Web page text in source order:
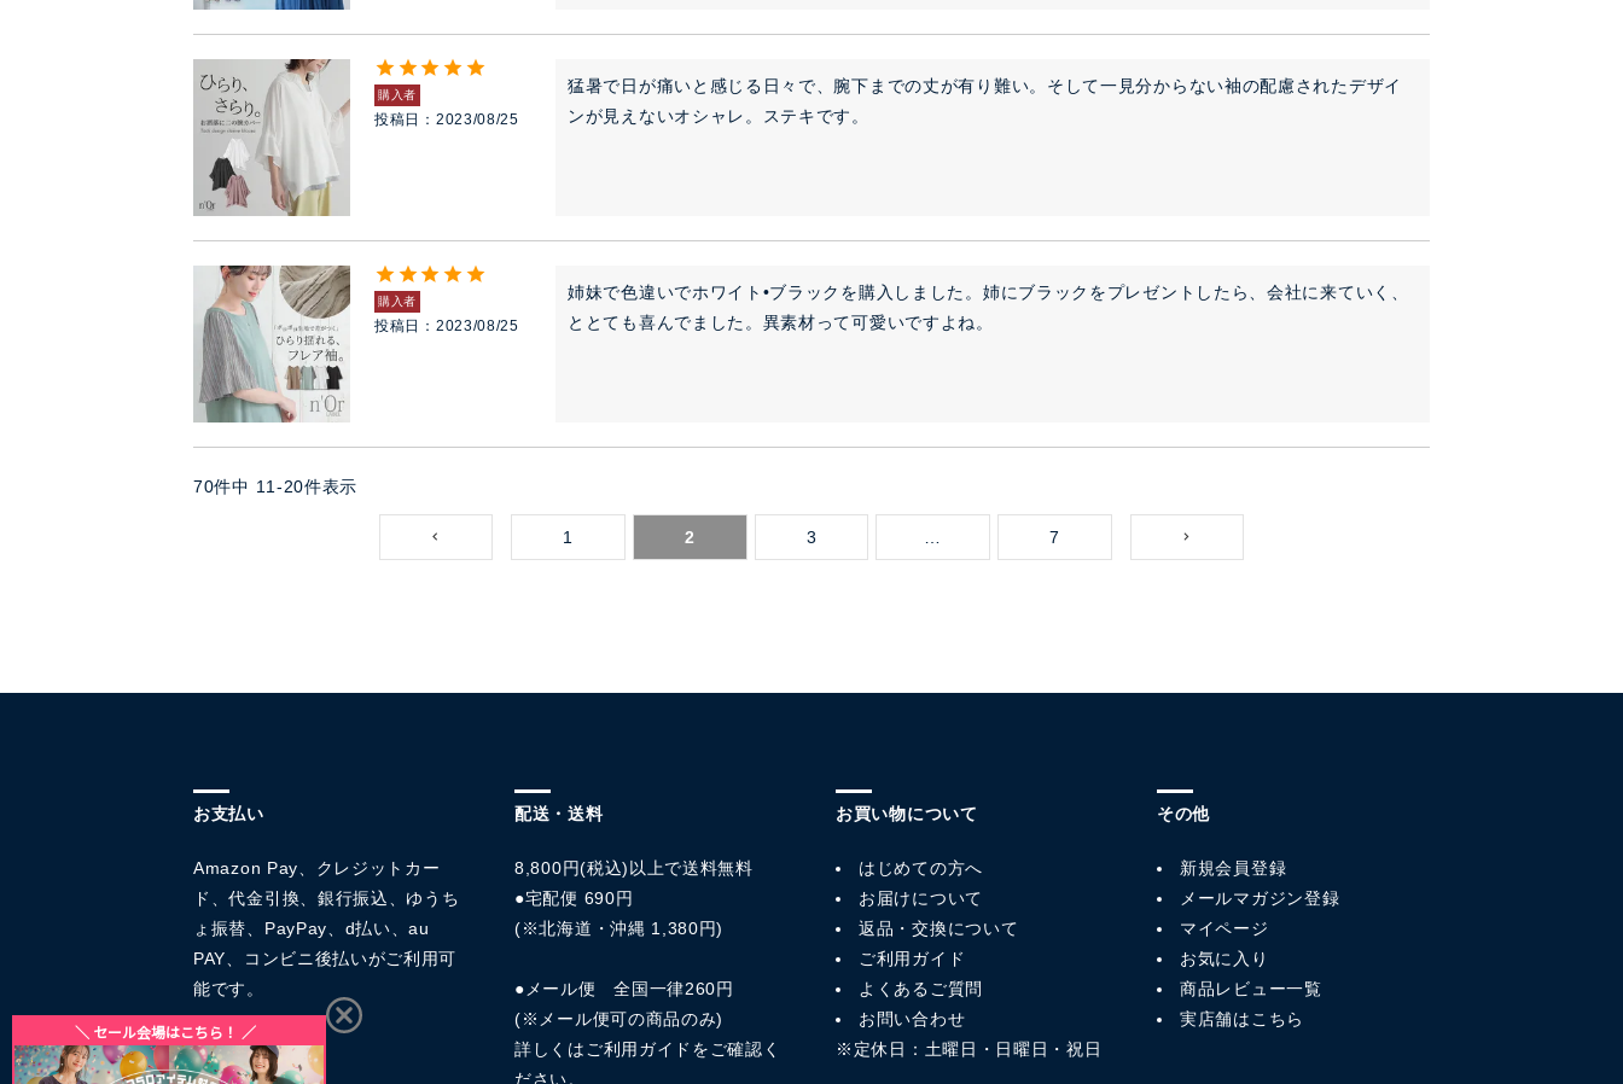
購入者
投稿日 2023/08/25
猛暑で日が痛いと感じる日々で、腕下までの丈が有り難い。そして一見分からない袖の配慮されたデザイ
ンが見えないオシャレ。ステキです。
購入者
投稿日 2023/08/25
姉妹で色違いでホワイト•ブラックを購入しました。姉にブラックをプレゼントしたら、会社に来ていく、
ととても喜んでました。異素材って可愛いですよね。
70件中 11 -20件表示
1 2 3 7
お支払い
Amazon Pay、クレジットカー
ド、代金引換、銀行振込、ゆうち
ょ振替、PayPay、d払い、au
PAY、コンビニ後払いがご利用可
能です。
配送・送料
8,800円(税込)以上で送料無料
●宅配便 690円
(※北海道・沖縄 1,380円)
●メール便 全国一律260円
(※メール便可の商品のみ)
詳しくは ご利用ガイド をご確認く
ださい。
お買い物について
はじめての方へ
お届けについて
返品・交換について
ご利用ガイド
よくあるご質問
お問い合わせ
※定休日：土曜日・日曜日・祝日
その他
新規会員登録
メールマガジン登録
マイページ
お気に入り
商品レビュー一覧
実店舗はこちら